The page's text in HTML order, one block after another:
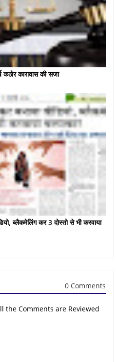
कठोर कारावास की सजा
ब्लैकमेलिंग कर 3 दोस्तो से भी करवाया
0 Comments
the Comments are Reviewed